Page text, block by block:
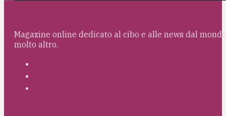
Magazine online dedicato al cibo e alle news dal
molto altro.